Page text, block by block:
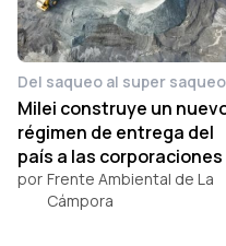
Del saqueo al super saqueo
Milei construye un
régimen de entrega del
país a las corporaciones
por Frente Ambiental de La
Cámpora